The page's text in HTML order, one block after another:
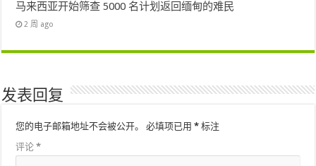
马来西亚开始筛查 5000 名计划返回缅甸的难民
2 周 ago
发表回复
您的电子邮箱地址不会被公开。 必填项已用* 标注
评论*